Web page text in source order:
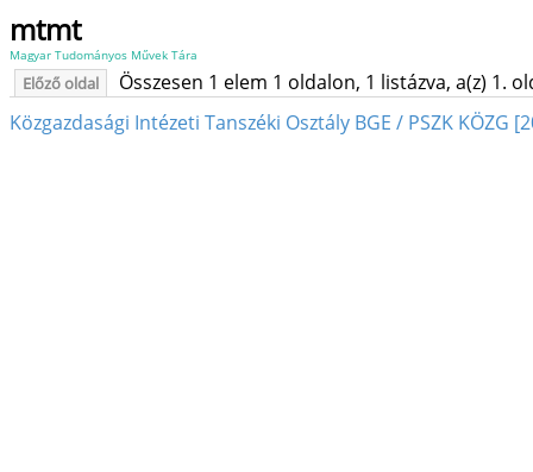
mtmt
Magyar Tudományos Művek Tára
Előző oldal
Összesen 1 elem 1 oldalon, 1 listázva, a(z) 1.
Közgazdasági Intézeti Tanszéki Osztály BGE / PSZK KÖZG